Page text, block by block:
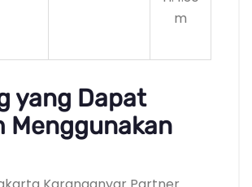
m
yang Dapat
Menggunakan